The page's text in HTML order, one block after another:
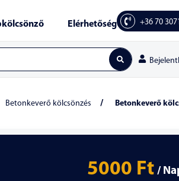
Elérhetőség +36 70
Betonkeverő kölcsönzés / Betonkeverő
5000 Ft /